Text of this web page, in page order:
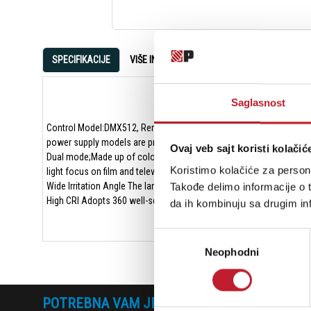
Saglasnost
Ovaj veb sajt koristi
Koristimo kolačiće za
Takođe delimo informacije
da ih kombinuju sa drugim
сагласностиNeophodni
SPECIFIKACIJE VIŠE INFORMACIJA
Control Model:DMX512, Remote controller, Mobile App and Panel
power supply models are provided power input DC 26v/ AC110-240V
Dual mode;Made up of colorful RGB full color mode and natural
light focus on film and television lights, movies, film and
Wide Irritation Angle The lamp panel length is up to 40cm,greatly
High CRI Adopts 360 well-selected high-quality lamp beads with
POTREBNA VAM JE POMOĆ? POZOVITE NAS!